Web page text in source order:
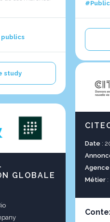
study
Date :
Agence
Métier
GLOBALE